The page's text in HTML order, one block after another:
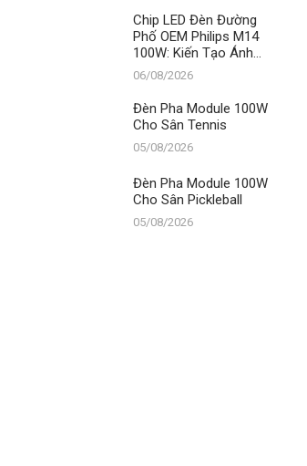
Chip LED Đèn Đường
Phố OEM Philips M14
100W: Kiến Tạo Ánh
Sáng Vàng Vượt Trội –
Khẳng Định Vị Thế Số 1
Của Thành Đạt LED
06/08/2026
Đèn Pha Module 100W
Cho Sân Tennis
05/08/2026
Đèn Pha Module 100W
Cho Sân Pickleball
05/08/2026